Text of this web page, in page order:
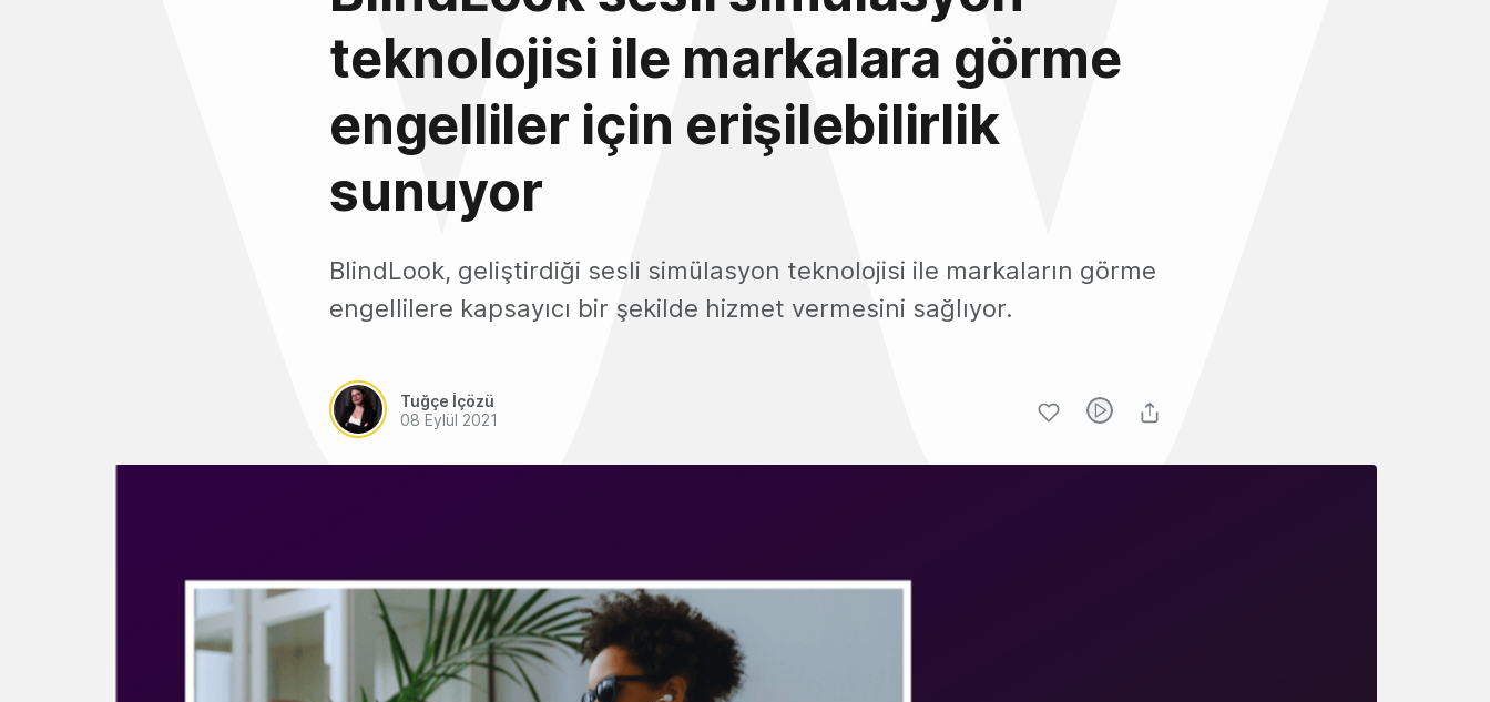
teknolojisi ile markalara görme
engelliler için erişilebilirlik
sunuyor
BlindLook, geliştirdiği sesli simülasyon teknolojisi ile markaların görme
engellilere kapsayıcı bir şekilde hizmet vermesini sağlıyor.
Tuğçe İçözü
08 Eylül 2021